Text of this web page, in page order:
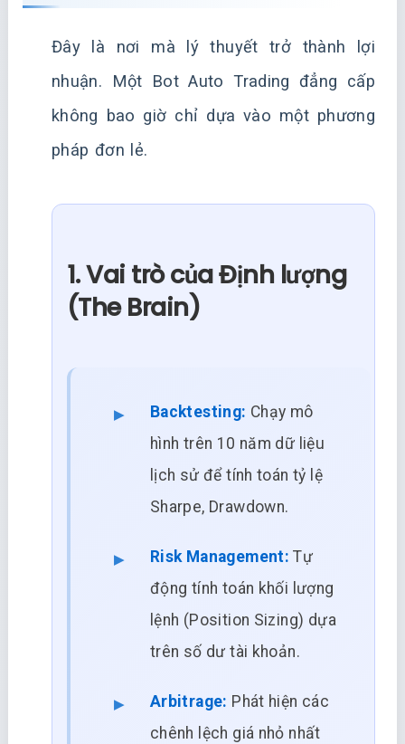
Đây là nơi mà lý thuyết trở thành lợi
nhuận. Một Bot Auto Trading đẳng cấp
không bao giờ chỉ dựa vào một phương
pháp đơn lẻ.
1. Vai trò của Định lượng
(The Brain)
Backtesting: Chạy mô
hình trên 10 năm dữ liệu
lịch sử để tính toán tỷ lệ
Sharpe, Drawdown.
Risk Management: Tự
động tính toán khối lượng
lệnh (Position Sizing) dựa
trên số dư tài khoản.
Arbitrage: Phát hiện các
chênh lệch giá nhỏ nhất